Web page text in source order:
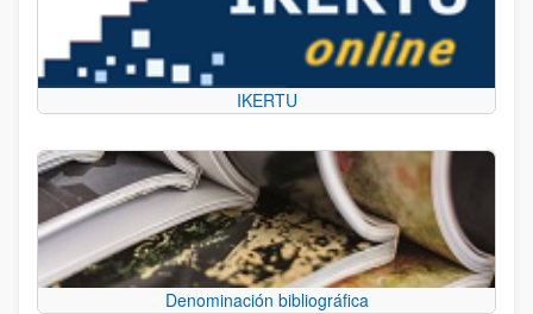
IKERTU
Denominación bibliográfica